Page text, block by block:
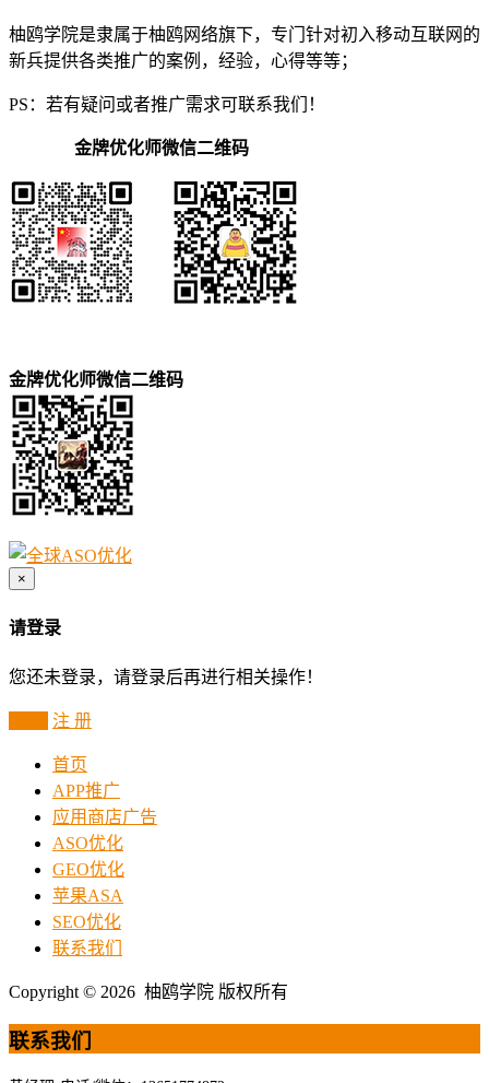
柚鸥学院是隶属于柚鸥网络旗下，专门针对初入移动互联网的
新兵提供各类推广的案例，经验，心得等等；
PS：若有疑问或者推广需求可联系我们！
金牌优化师微信二维码
金牌优化师微信二维码
×
请登录
您还未登录，请登录后再进行相关操作！
注 册
首页
APP推广
应用商店广告
ASO优化
GEO优化
苹果ASA
SEO优化
联系我们
Copyright © 2026 柚鸥学院 版权所有
联系我们